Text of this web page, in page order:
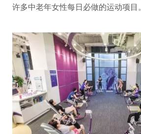
许多中老年女性每日必做的运动项目